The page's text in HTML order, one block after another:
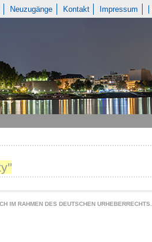
Neuzugänge Kontakt Impressum
IM RAHMEN DES DEUTSCHEN URHEBERRECHTS.